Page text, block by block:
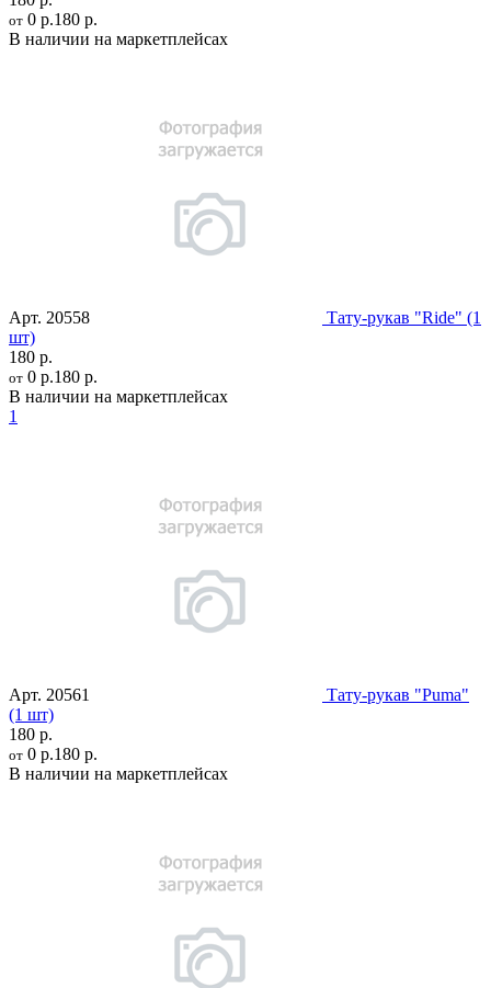
от 0 р.180 р.
В наличии на маркетплейсах
Арт. 20558
Тату-рукав "Ride" (1
шт)
180 р.
от 0 р.180 р.
В наличии на маркетплейсах
1
Арт. 20561
Тату-рукав "Puma"
(1 шт)
180 р.
от 0 р.180 р.
В наличии на маркетплейсах